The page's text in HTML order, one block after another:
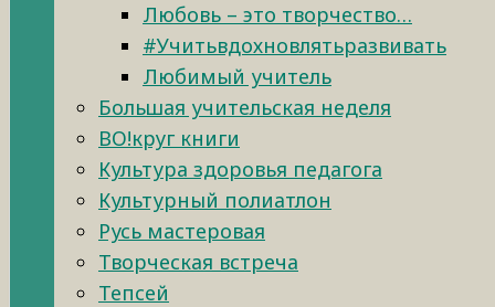
Любовь – это творчество…
#Учитьвдохновлятьразвивать
Любимый учитель
Большая учительская неделя
ВО!круг книги
Культура здоровья педагога
Культурный полиатлон
Русь мастеровая
Творческая встреча
Тепсей